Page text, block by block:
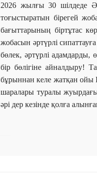
2026 жылғы 30 шілдеде
тоғыстыратын бірегей
бағыттарының біртұтас
жобасын әртүрлі
бөлек, әртүрлі
бір бөлігіне айналдыру!
бұрыннан келе жатқан ойы
шаралары туралы
әрі дер кезінде қолға